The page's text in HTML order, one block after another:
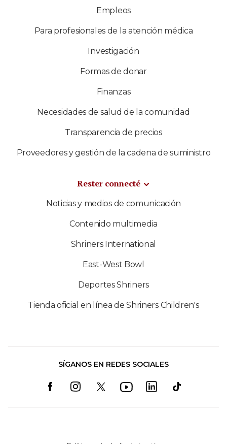
Empleos
Para profesionales de la atención médica
Investigación
Formas de donar
Finanzas
Necesidades de salud de la comunidad
Transparencia de precios
Proveedores y gestión de la cadena de suministro
Rester connecté
Noticias y medios de comunicación
Contenido multimedia
Shriners International
East-West Bowl
Deportes Shriners
Tienda oficial en línea de Shriners Children's
SÍGANOS EN REDES SOCIALES